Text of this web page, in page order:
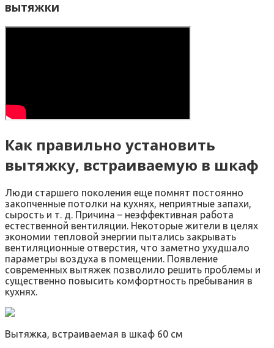
вытяжки
Как правильно установить
вытяжку, встраиваемую в шкаф
Люди старшего поколения еще помнят постоянно
закопченные потолки на кухнях, неприятные запахи,
сырость и т. д. Причина – неэффективная работа
естественной вентиляции. Некоторые жители в целях
экономии тепловой энергии пытались закрывать
вентиляционные отверстия, что заметно ухудшало
параметры воздуха в помещении. Появление
современных вытяжек позволило решить проблемы и
существенно повысить комфортность пребывания в
кухнях.
Вытяжка, встраиваемая в шкаф 60 см